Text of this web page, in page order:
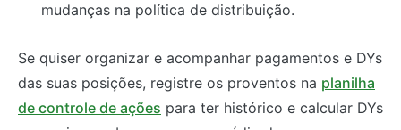
mudanças na política de distribuição.
Se quiser organizar e acompanhar pagamentos e DYs
das suas posições, registre os proventos na planilha
de controle de ações para ter histórico e calcular DYs